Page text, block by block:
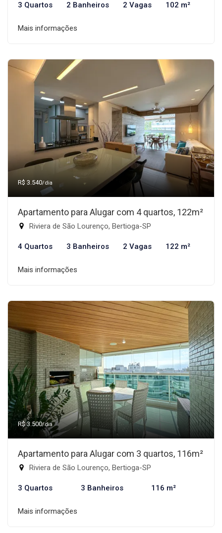
3 Quartos 2 Banheiros 2 Vagas 102 m²
Mais informações
R$ 3.540/dia
Apartamento para Alugar com 4 quartos, 122m²
Riviera de São Lourenço, Bertioga-SP
4 Quartos 3 Banheiros 2 Vagas 122 m²
Mais informações
R$ 3.500/dia
Apartamento para Alugar com 3 quartos, 116m²
Riviera de São Lourenço, Bertioga-SP
3 Quartos 3 Banheiros 116 m²
Mais informações